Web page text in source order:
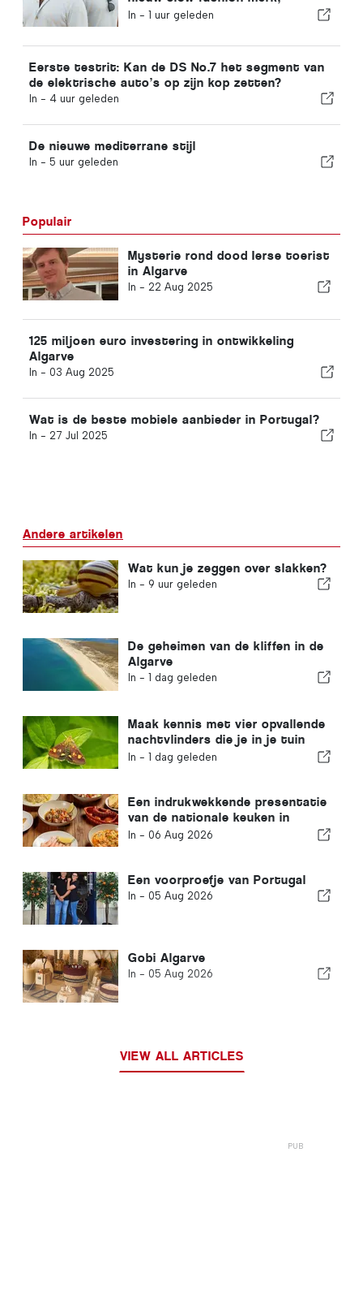
VEMANO
In - 1 uur geleden
Eerste testrit: Kan de DS No.7 het segment van
de elektrische auto’s op zijn kop zetten?
In - 4 uur geleden
De nieuwe mediterrane stijl
In - 5 uur geleden
Populair
Mysterie rond dood Ierse toerist
in Algarve
In - 22 Aug 2025
125 miljoen euro investering in ontwikkeling
Algarve
In - 03 Aug 2025
Wat is de beste mobiele aanbieder in Portugal?
In - 27 Jul 2025
Andere artikelen
Wat kun je zeggen over slakken?
In - 9 uur geleden
De geheimen van de kliffen in de
Algarve
In - 1 dag geleden
Maak kennis met vier opvallende
nachtvlinders die je in je tuin
kunt spotten
In - 1 dag geleden
Een indrukwekkende presentatie
van de nationale keuken in
Albufeira
In - 06 Aug 2026
Een voorproefje van Portugal
In - 05 Aug 2026
Gobi Algarve
In - 05 Aug 2026
VIEW ALL ARTICLES